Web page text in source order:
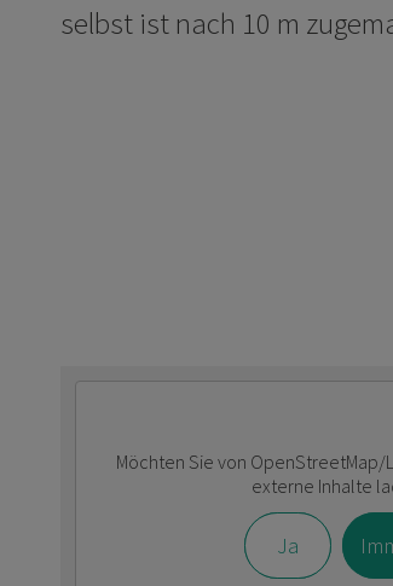
selbst ist nach 10 m
Möchten Sie von OpenStreetMap/
externe Inhalte
Ja